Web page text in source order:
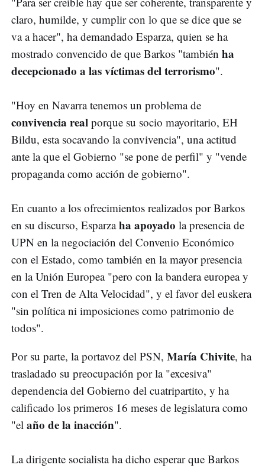
claro, humilde, y cumplir con lo que se dice que se
va a hacer", ha demandado Esparza, quien se ha
mostrado convencido de que Barkos "también ha
decepcionado a las víctimas del terrorismo".
"Hoy en Navarra tenemos un problema de
convivencia real porque su socio mayoritario, EH
Bildu, esta socavando la convivencia", una actitud
ante la que el Gobierno "se pone de perfil" y "vende
propaganda como acción de gobierno".
En cuanto a los ofrecimientos realizados por Barkos
en su discurso, Esparzaha apoyado la presencia de
UPN en la negociación del Convenio Económico
con el Estado, como también en la mayor presencia
en la Unión Europea "pero con la bandera europea y
con el Tren de Alta Velocidad", y el favor del euskera
"sin política ni imposiciones como patrimonio de
todos".
Por su parte, la portavoz del PSN, María Chivite, ha
trasladado su preocupación por la "excesiva"
dependencia del Gobierno del cuatripartito, y ha
calificado los primeros 16 meses de legislatura como
"el año de la inacción".
La dirigente socialista ha dicho esperar que Barkos